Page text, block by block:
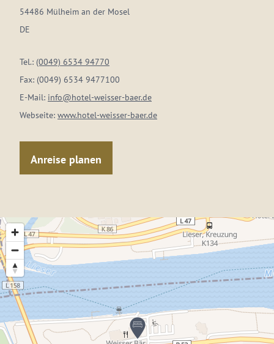
54486 Mülheim an der Mosel
DE
Tel.: (0049) 6534 94770
Fax: (0049) 6534 9477100
E-Mail: info@hotel-weisser-baer.de
Webseite: www.hotel-weisser-baer.de
Anreise planen